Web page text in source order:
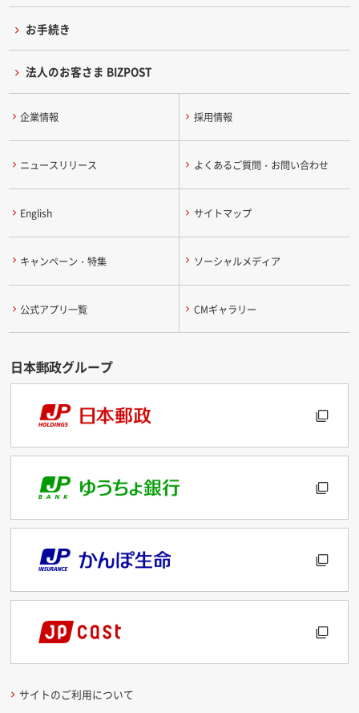
お手続き
法人のお客さま BIZPOST
企業情報 採用情報
ニュースリリース よくあるご質問・お問い合わせ
English サイトマップ
キャンペーン・特集 ソーシャルメディア
公式アプリ一覧 CMギャラリー
サイトのご利用について